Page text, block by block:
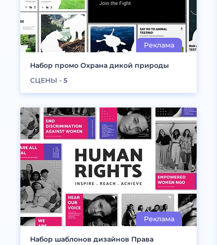
Набор промо Охрана дикой природы
СЦЕНЫ - 5
Набор шаблонов дизайнов Права